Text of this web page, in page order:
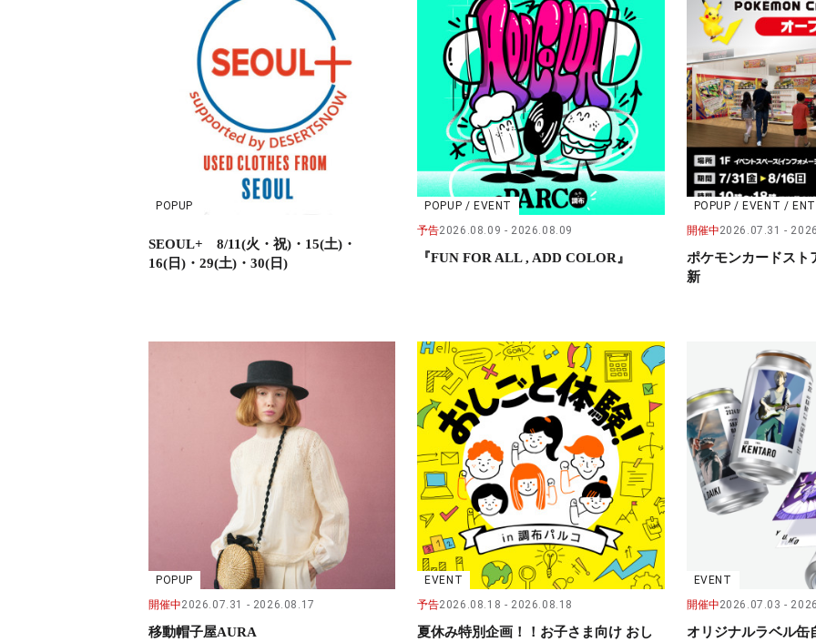
POPUP
SEOUL+ 8/11(火・祝)・15(土)・
16(日)・29(土)・30(日)
POPUP / EVENT
予告2026.08.09 2026.08.09
『FUN FOR ALL , ADD COLOR』
POPUP / EVENT /
開催中2026.07.31
ポケモンカードス
新
POPUP
開催中2026.07.31 2026.08.17
移動帽子屋AURA
EVENT
予告2026.08.18 2026.08.18
夏休み特別企画！！お子さま向け おし
EVENT
開催中2026.07.03
オリジナルラベル缶